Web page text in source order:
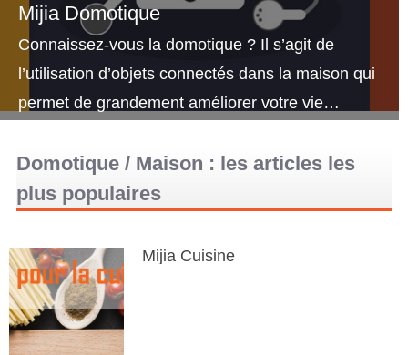
Mijia Domotique
Connaissez-vous la domotique ? Il s’agit de
l’utilisation d’objets connectés dans la maison qui
permet de grandement améliorer votre vie…
Domotique / Maison : les articles les
plus populaires
Mijia Cuisine